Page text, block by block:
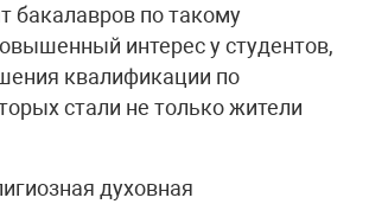
бакалавров по такому
интерес у студентов,
квалификации по
стали не только жители
духовная